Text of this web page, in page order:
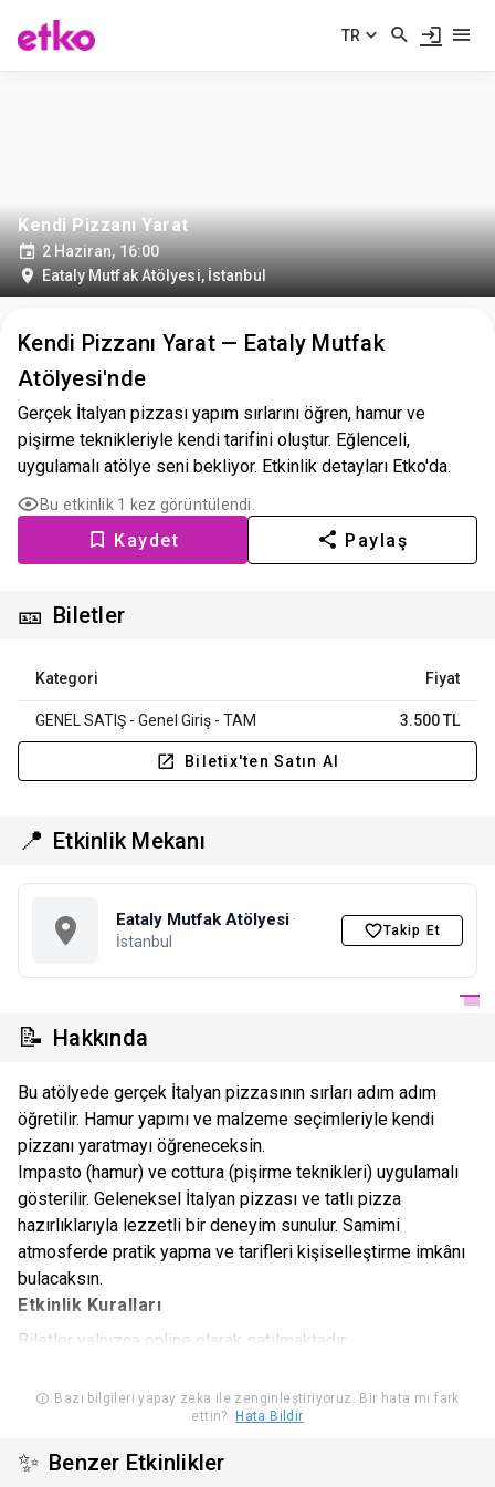
TR
Kendi Pizzanı Yarat
2 Haziran, 16:00
Eataly Mutfak Atölyesi, İstanbul
Kendi Pizzanı Yarat — Eataly Mutfak
Atölyesi'nde
Gerçek İtalyan pizzası yapım sırlarını öğren, hamur ve
pişirme teknikleriyle kendi tarifini oluştur. Eğlenceli,
uygulamalı atölye seni bekliyor. Etkinlik detayları Etko'da.
Bu etkinlik 1 kez görüntülendi.
Kaydet Paylaş
🎫 Biletler
Kategori Fiyat
GENEL SATIŞ - Genel Giriş - TAM 3.500 TL
Biletix'ten Satın Al
📍 Etkinlik Mekanı
Eataly Mutfak Atölyesi ·
İstanbul
Takip Et
📝 Hakkında
Bu atölyede gerçek İtalyan pizzasının sırları adım adım
öğretilir. Hamur yapımı ve malzeme seçimleriyle kendi
pizzanı yaratmayı öğreneceksin.
Impasto (hamur) ve cottura (pişirme teknikleri) uygulamalı
gösterilir. Geleneksel İtalyan pizzası ve tatlı pizza
hazırlıklarıyla lezzetli bir deneyim sunulur. Samimi
atmosferde pratik yapma ve tarifleri kişiselleştirme imkânı
bulacaksın.
Etkinlik Kuralları
Biletler yalnızca online olarak satılmaktadır.
üzeri katılımcılara yöneliktir.
Programlarımız, en az 4 kişinin katılımıyla
Biletler tek kişiliktir ve her istasyonda sadece bir kişi
Bazı bilgileri yapay zeka ile zenginleştiriyoruz. Bir hata mı fark
ettin?
Hata Bildir
✨ Benzer Etkinlikler